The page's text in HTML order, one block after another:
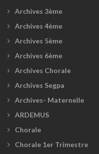
Archives 3ème
Archives 4ème
Archives 5ème
Archives 6ème
Archives Chorale
Archives Segpa
Archives- Maternelle
ARDEMUS
Chorale
Chorale 1er Trimestre